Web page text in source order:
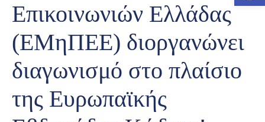
Επικοινωνιών Ελλάδας
(ΕΜηΠΕΕ) διοργανώνει
διαγωνισμό στο πλαίσιο
της Ευρωπαϊκής